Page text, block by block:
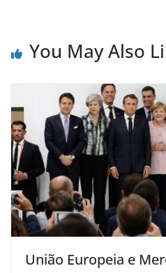
You May Also
União Europeia e